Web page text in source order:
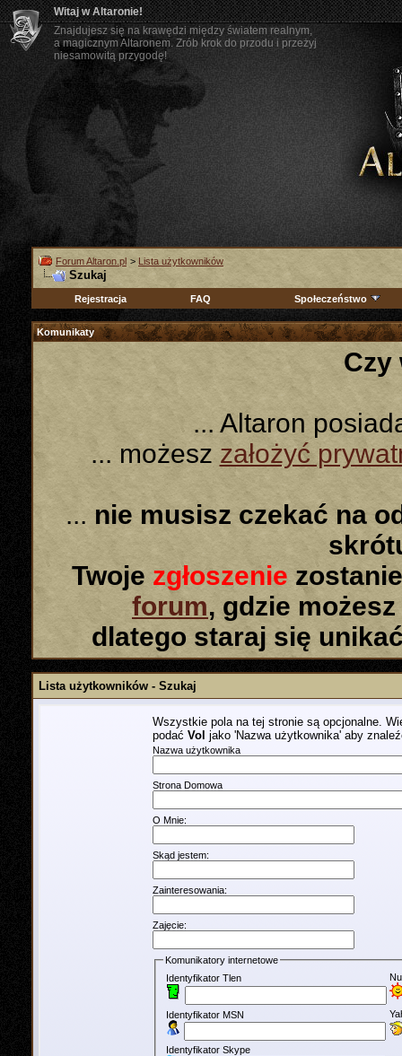
Witaj w Altaronie!
Znajdujesz się na krawędzi między światem realnym,
a magicznym Altaronem. Zrób krok do przodu i przeżyj
niesamowitą przygodę!
Forum Altaron.pl > Lista użytkowników
Szukaj
Rejestracja FAQ Społeczeństwo
Komunikaty
Czy
... Altaron
... możeszzałożyć
... nie musisz czekać na
Twoje zgłoszenie
forum, gdzie
dlatego staraj się
Lista użytkowników - Szukaj
Wszystkie pola na tej stronie są opcjonalne.
podać Vol jako 'Nazwa użytkownika' aby
Nazwa użytkownika
Strona Domowa
O Mnie:
Skąd jestem:
Zainteresowania:
Zajęcie:
Komunikatory internetowe
Identyfikator Tlen
Identyfikator MSN
Identyfikator Skype